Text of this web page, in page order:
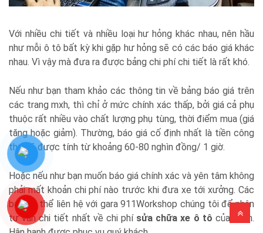
Với nhiều chi tiết và nhiều loại hư hỏng khác nhau, nên hầu
như mỗi ô tô bất kỳ khi gặp hư hỏng sẽ có các báo giá khác
nhau. Vì vậy mà đưa ra được bảng chi phí chi tiết là rất khó.
Nếu như bạn tham khảo các thông tin về bảng báo giá trên
các trang mxh, thì chỉ ở mức chính xác thấp, bởi giá cả phụ
thuộc rất nhiều vào chất lượng phụ tùng, thời điểm mua (giá
tăng hoặc giảm). Thường, báo giá cố định nhất là tiền công
thợ sẽ được tính từ khoảng 60-80 nghìn đồng/ 1 giờ.
Hoặc nếu như bạn muốn báo giá chính xác và yên tâm không
phải mất khoản chi phí nào trước khi đưa xe tới xưởng. Các
bạn có thể liên hệ với gara 911Workshop chúng tôi để nhận
tư vấn chi tiết nhất về chi phí sửa chữa xe ô tô của mình.